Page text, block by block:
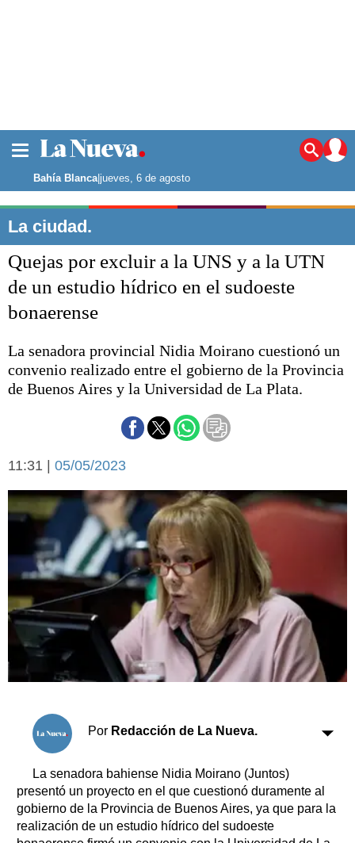
Noticias
La ciudad
Punta Alta
El mundo
Seguridad
Liga del Sur
Básquetbol
Fútbol
Aplausos
Economía y campo
Con el campo
Espacio empresas
Sociedad y tiempo
libre
Sociedad
Tecnología
Turismo
Salud
Es viral
El tiempo
Cartón Lleno
Clasificados
Horóscopo
Servicios
Farmacias
Transportes
Loterías
Bahía Blanca|jueves, 6 de agosto
La ciudad.
Quejas por excluir a la UNS y a la UTN
de un estudio hídrico en el sudoeste
bonaerense
La senadora provincial Nidia Moirano cuestionó un
convenio realizado entre el gobierno de la Provincia
de Buenos Aires y la Universidad de La Plata.
11:31 | 05/05/2023
Por Redacción de La Nueva.
La senadora bahiense Nidia Moirano (Juntos)
presentó un proyecto en el que cuestionó duramente al
gobierno de la Provincia de Buenos Aires, ya que para la
realización de un estudio hídrico del sudoeste